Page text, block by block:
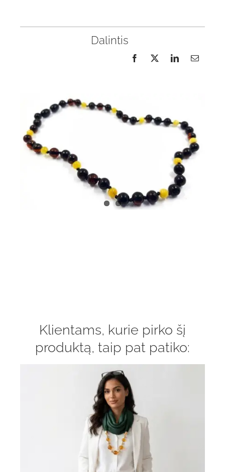
Dalintis
Klientams, kurie pirko šį
produktą, taip pat patiko: